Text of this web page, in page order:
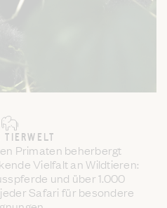
TIERWELT
Primaten beherbergt
Vielfalt an Wildtieren:
und über 1.000
Safari für besondere